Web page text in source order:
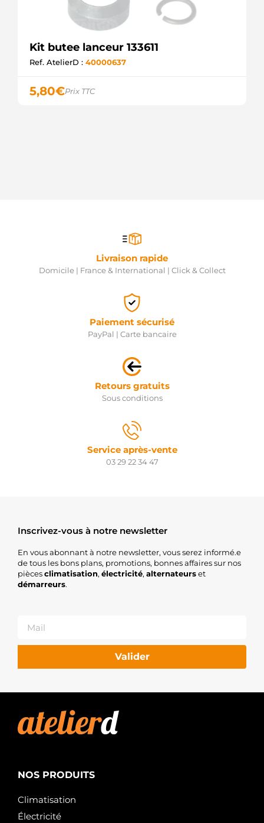
Kit butee lanceur 133611
Ref. AtelierD : 40000637
5,80€Prix TTC
Livraison rapide
Domicile | France & International | Click & Collect
Paiement sécurisé
PayPal | Carte bancaire
Retours gratuits
Sous conditions
Service après-vente
03 29 22 34 47
Inscrivez-vous à notre newsletter
En vous abonnant à notre newsletter, vous serez informé.e
de tous les bons plans, promotions, bonnes affaires sur nos
piècesclimatisation, électricité, alternateurset
démarreurs.
Valider
NOS PRODUITS
Climatisation
Électricité